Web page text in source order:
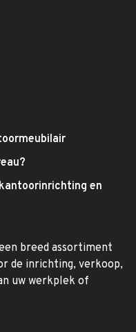
en
breed assortiment
de inrichting, verkoop,
uw werkplek of